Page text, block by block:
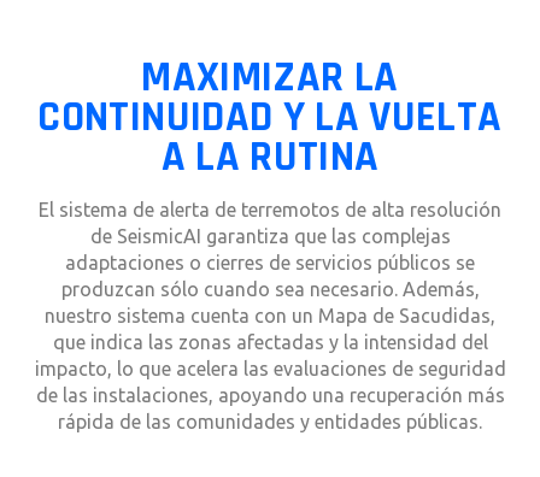
MAXIMIZAR LA
CONTINUIDAD Y LA VUELTA
A LA RUTINA
El sistema de alerta de terremotos de alta resolución
de SeismicAI garantiza que las complejas
adaptaciones o cierres de servicios públicos se
produzcan sólo cuando sea necesario. Además,
nuestro sistema cuenta con un Mapa de Sacudidas,
que indica las zonas afectadas y la intensidad del
impacto, lo que acelera las evaluaciones de seguridad
de las instalaciones, apoyando una recuperación más
rápida de las comunidades y entidades públicas.